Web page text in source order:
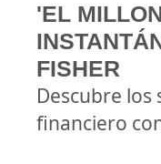
'EL
FISHER
Descubre los
financiero con